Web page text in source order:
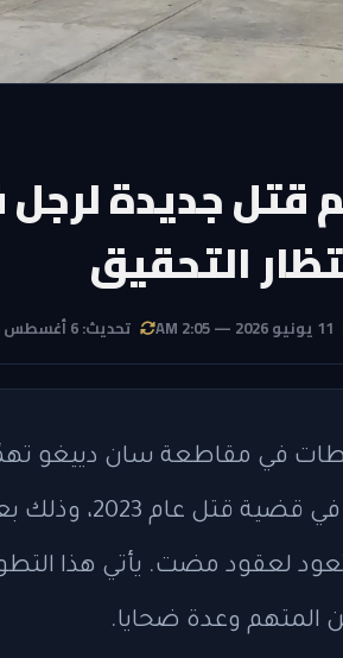
قتل جديدة
التحقيق
تحديث: 6 أغسطس 2026 — 1:33 PM
متهم سابقًا
تعود لعقود مضت. يأتي هذا
المتهم وعدة ضحايا.